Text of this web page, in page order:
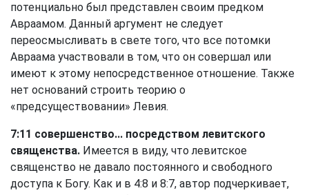
потенциально был представлен своим предком
Авраамом. Данный аргумент не следует
переосмысливать в свете того, что все потомки
Авраама участвовали в том, что он совершал или
имеют к этому непосредственное отношение. Также
нет оснований строить теорию о
«предсуществовании» Левия.
7:11 совершенство... посредством левитского
священства. Имеется в виду, что левитское
священство не давало постоянного и свободного
доступа к Богу. Как и в 4:8 и 8:7, автор подчеркивает,